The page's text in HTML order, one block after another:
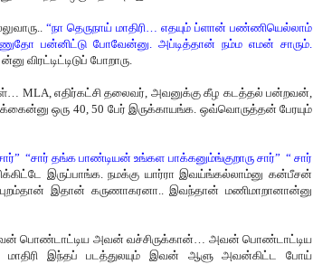
“நா தெருநாய் மாதிரி… எதயும் ப்ளான் பண்ணியெல்லாம்
பன்னிட்டு போவேன்னு. அப்டித்தான் நம்ம எமன் சாரும்.
விரட்டிட்டிடுப் போறாரு.
MLA, எதிர்கட்சி தலைவர், அவனுக்கு கீழ கடத்தல் பன்றவன்,
ஒரு 40, 50 பேர் இருக்காயங்க. ஒவ்வொருத்தன் பேரயும்
“சார் தங்க பாண்டியன் உங்கள பாக்கனும்ங்குறாரு சார்” “ சார்
இருப்பாங்க. நமக்கு யார்ரா இவய்ங்கல்லாம்னு கன்பீசன்
இதான் கருணாகரனா.. இவந்தான் மணிமாறானான்னு
இவன் பொண்டாட்டிய அவன் வச்சிருக்கான்… அவன் பொண்டாட்டிய
இந்தப் படத்துலயும் இவன் ஆளு அவன்கிட்ட போய்